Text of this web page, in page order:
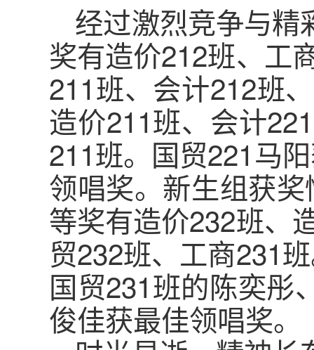
经过激烈竞争与精
奖有造价212班、工
211班、会计212班
造价211班、会计
211班。国贸221马
领唱奖。新生组获
等奖有造价232班、
贸232班、工商231
国贸231班的陈奕彤
俊佳获最佳领唱奖。